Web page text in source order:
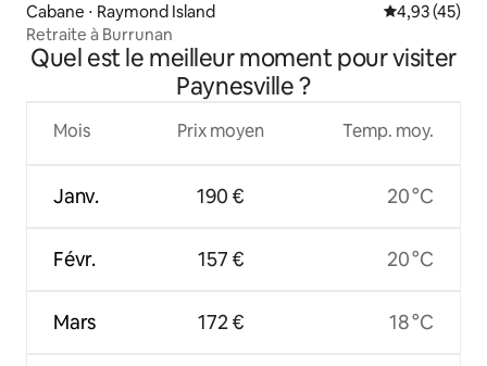
Cabane ⋅ Raymond Island Évaluation
4,93 (45)
Retraite à Burrunan
Quel est le meilleur moment pour visiter
Paynesville ?
Mois
Janv.
Févr.
Mars
Prix moyen
190 €
157 €
172 €
Temp. moy.
20 °C
20 °C
18 °C